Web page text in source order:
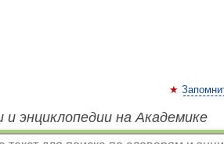
и энциклопедии на Академике